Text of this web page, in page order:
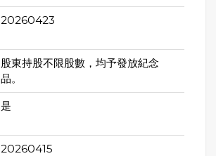
20260423
股東持股不限股數，均予發放紀念
品。
是
20260415